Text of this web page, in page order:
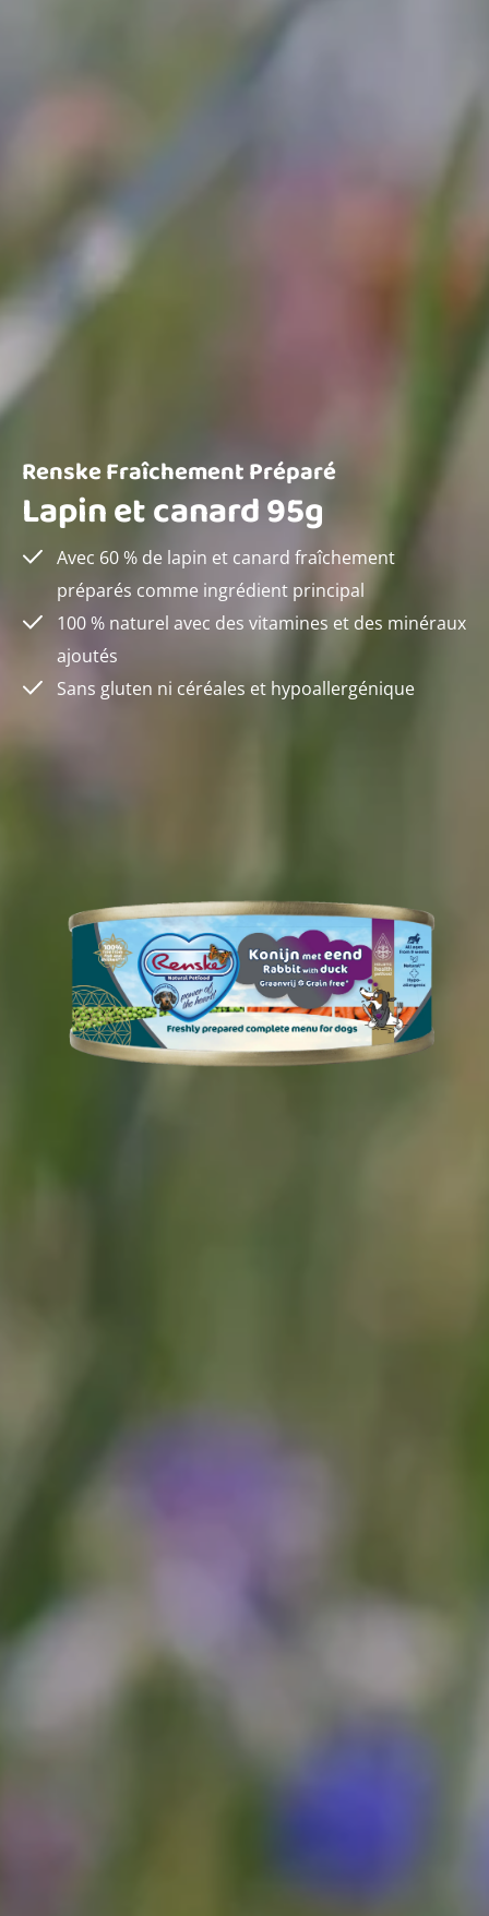
Renske Fraîchement Préparé
Lapin et canard 95g
Avec 60 % de lapin et canard fraîchement
préparés comme ingrédient principal
100 % naturel avec des vitamines et des minéraux
ajoutés
Sans gluten ni céréales et hypoallergénique